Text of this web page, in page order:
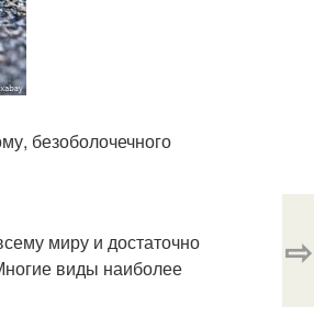
безоболочечного
миру и достаточно
виды наиболее
⇨